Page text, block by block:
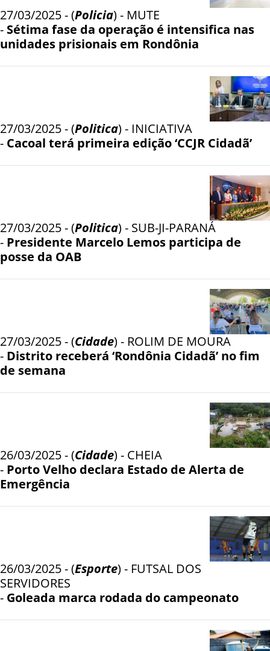
27/03/2025 - (Policia) - MUTE
- Sétima fase da operação é intensifica nas
unidades prisionais em Rondônia
27/03/2025 - (Politica) - INICIATIVA
- Cacoal terá primeira edição ‘CCJR Cidadã’
27/03/2025 - (Politica) - SUB-JI-PARANÁ
- Presidente Marcelo Lemos participa de
posse da OAB
27/03/2025 - (Cidade) - ROLIM DE MOURA
- Distrito receberá ‘Rondônia Cidadã’ no fim
de semana
26/03/2025 - (Cidade) - CHEIA
- Porto Velho declara Estado de Alerta de
Emergência
26/03/2025 - (Esporte) - FUTSAL DOS
SERVIDORES
- Goleada marca rodada do campeonato